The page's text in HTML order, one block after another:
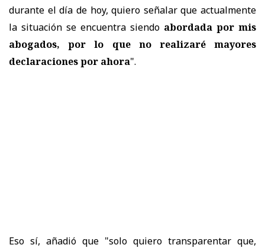
durante el día de hoy, quiero señalar que actualmente
la situación se encuentra siendo abordada por mis
abogados, por lo que no realizaré mayores
declaraciones por ahora".
Eso sí, añadió que "solo quiero transparentar que,